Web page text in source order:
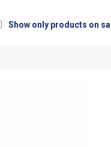
Show only products on